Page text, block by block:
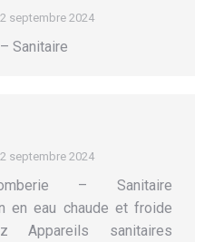
2 septembre 2024
Sanitaire
2 septembre 2024
– Sanitaire
en eau chaude et froide
Appareils sanitaires